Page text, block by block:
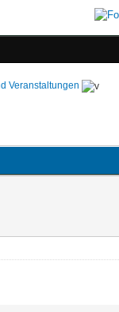
Veranstaltungen